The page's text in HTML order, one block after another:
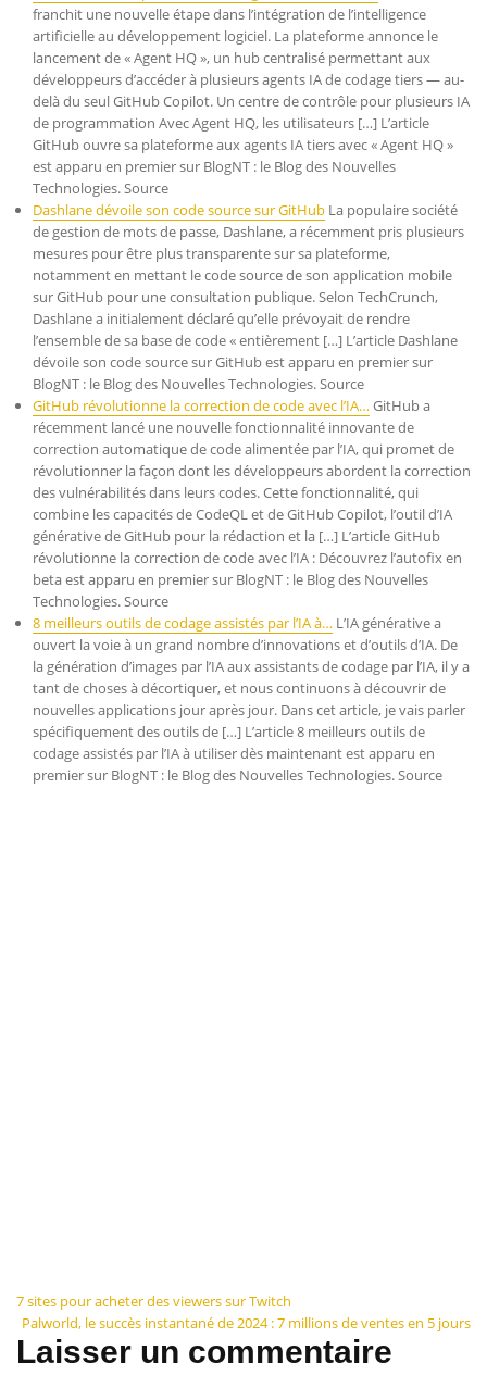
franchit une nouvelle étape dans l’intégration de l’intelligence
artificielle au développement logiciel. La plateforme annonce le
lancement de « Agent HQ », un hub centralisé permettant aux
développeurs d’accéder à plusieurs agents IA de codage tiers — au-
delà du seul GitHub Copilot. Un centre de contrôle pour plusieurs IA
de programmation Avec Agent HQ, les utilisateurs […] L’article
GitHub ouvre sa plateforme aux agents IA tiers avec « Agent HQ »
est apparu en premier sur BlogNT : le Blog des Nouvelles
Technologies. Source
Dashlane dévoile son code source sur GitHub La populaire société
de gestion de mots de passe, Dashlane, a récemment pris plusieurs
mesures pour être plus transparente sur sa plateforme,
notamment en mettant le code source de son application mobile
sur GitHub pour une consultation publique. Selon TechCrunch,
Dashlane a initialement déclaré qu’elle prévoyait de rendre
l’ensemble de sa base de code « entièrement […] L’article Dashlane
dévoile son code source sur GitHub est apparu en premier sur
BlogNT : le Blog des Nouvelles Technologies. Source
GitHub révolutionne la correction de code avec l’IA…GitHub a
récemment lancé une nouvelle fonctionnalité innovante de
correction automatique de code alimentée par l’IA, qui promet de
révolutionner la façon dont les développeurs abordent la correction
des vulnérabilités dans leurs codes. Cette fonctionnalité, qui
combine les capacités de CodeQL et de GitHub Copilot, l’outil d’IA
générative de GitHub pour la rédaction et la […] L’article GitHub
révolutionne la correction de code avec l’IA : Découvrez l’autofix en
beta est apparu en premier sur BlogNT : le Blog des Nouvelles
Technologies. Source
8 meilleurs outils de codage assistés par l’IA à… L’IA générative a
ouvert la voie à un grand nombre d’innovations et d’outils d’IA. De
la génération d’images par l’IA aux assistants de codage par l’IA, il y a
tant de choses à décortiquer, et nous continuons à découvrir de
nouvelles applications jour après jour. Dans cet article, je vais parler
spécifiquement des outils de […] L’article 8 meilleurs outils de
codage assistés par l’IA à utiliser dès maintenant est apparu en
premier sur BlogNT : le Blog des Nouvelles Technologies. Source
Navigation
de
7 sites pour acheter des viewers sur Twitch
Palworld, le succès instantané de 2024 : 7 millions de ventes en 5 jours
Laisser un commentaire